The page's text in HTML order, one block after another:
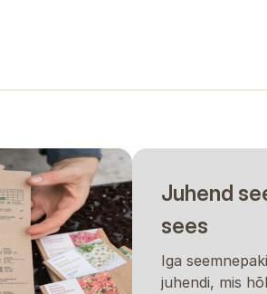
Juhend
sees
Iga
juhendi, mis